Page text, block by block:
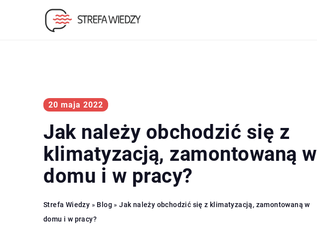
20 maja 2022
Jak należy obchodzić się z
klimatyzacją, zamontowaną w
domu i w pracy?
Strefa Wiedzy » Blog »Jak należy obchodzić się z klimatyzacją, zamontowaną w
domu i w pracy?